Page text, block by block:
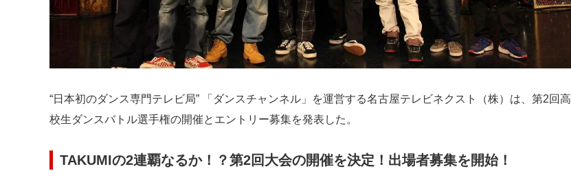
“日本初のダンス専門テレビ局” 「ダンスチャンネル」を運営する名古屋テレビネクスト（株）は、第2回高
校生ダンスバトル選手権の開催とエントリー募集を発表した。
TAKUMIの2連覇なるか！？第2回大会の開催を決定！出場者募集を開始！